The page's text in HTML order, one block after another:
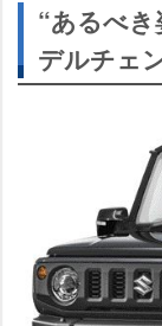
“あるべ
デルチェ